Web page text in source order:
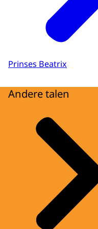
Prinses Beatrix
Andere talen